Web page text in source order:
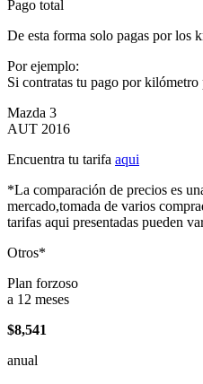
Pago total
De esta forma solo pagas por los
Por ejemplo:
Si contratas tu pago por kilómetro
Mazda 3
AUT 2016
Encuentra tu tarifa aqui
*La comparación de precios es
mercado,tomada de varios
tarifas aqui presentadas pueden
Otros*
Plan forzoso
a 12 meses
$8,541
anual